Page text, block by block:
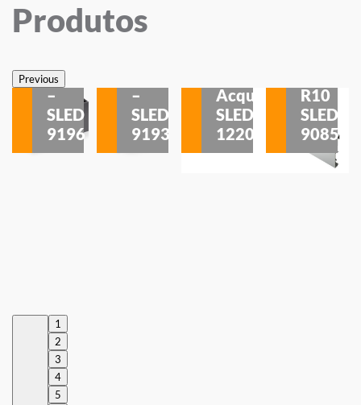
Produtos
PreviousSobrepor
–
SLED
9196
–
SLED
9193
Acqua
SLED
1220
R10
SLED
9085
1
2
3
4
5